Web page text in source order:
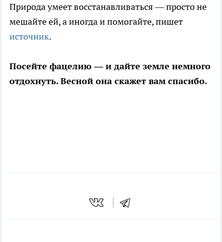
Природа умеет восстанавливаться — просто не
мешайте ей, а иногда и помогайте,пишет
источник.
Посейте фацелию — и дайте земле немного
отдохнуть. Весной она скажет вам спасибо.